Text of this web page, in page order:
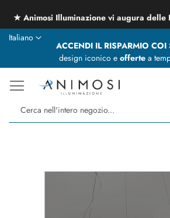
★ Animosi Illuminazione vi augura delle
ACCENDI IL RISPARMIO COI
design iconico e offertea
Lingua
Italiano